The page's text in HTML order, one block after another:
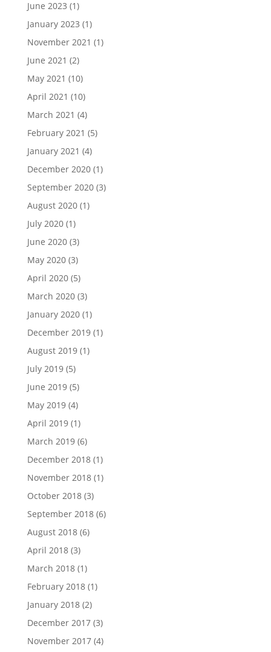
June 2023 (1)
January 2023 (1)
November 2021 (1)
June 2021 (2)
May 2021 (10)
April 2021 (10)
March 2021 (4)
February 2021 (5)
January 2021 (4)
December 2020(1)
September 2020(3)
August 2020(1)
July 2020(1)
June 2020(3)
May 2020(3)
April 2020(5)
March 2020(3)
January 2020(1)
December 2019(1)
August 2019(1)
July 2019(5)
June 2019(5)
May 2019(4)
April 2019(1)
March 2019(6)
December 2018(1)
November 2018(1)
October 2018(3)
September 2018(6)
August 2018(6)
April 2018(3)
March 2018(1)
February 2018(1)
January 2018(2)
December 2017(3)
November 2017(4)